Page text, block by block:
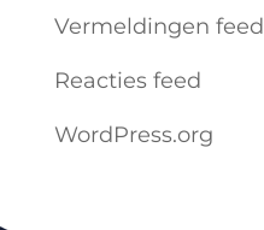
Vermeldingen feed
Reacties feed
WordPress.org